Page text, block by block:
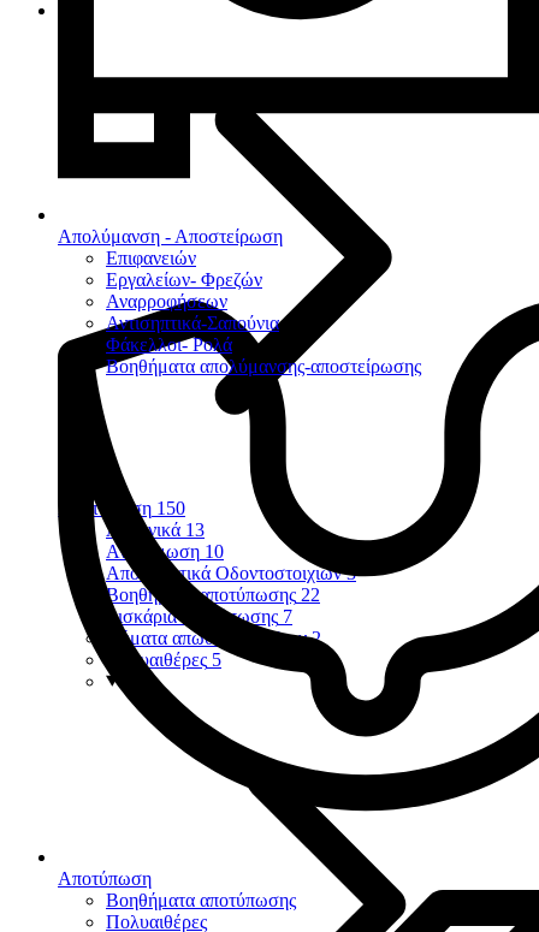
Απολύμανση - Αποστείρωση
Επιφανειών
Εργαλείων- Φρεζών
Αναρροφήσεων
Αντισηπτικά-Σαπούνια
Φάκελλοι- Ρολά
Βοηθήματα απολύμανσης-αποστείρωσης
Αποτύπωση
Βοηθήματα αποτύπωσης
Πολυαιθέρες
Αποτύπωση 150
Αλγηνικά 13
Αναγόμωση 10
Αποτυπωτικά Οδοντοστοιχιών 3
Βοηθήματα αποτύπωσης 22
Δισκάρια αποτύπωσης 7
Νήματα απώθησης ούλων 2
Πολυαιθέρες 5